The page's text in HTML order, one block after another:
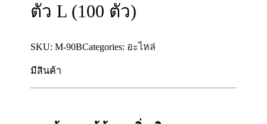
ตัว L (100 ตัว)
SKU:M-90BCategories: อะไหล่
มีสินค้า